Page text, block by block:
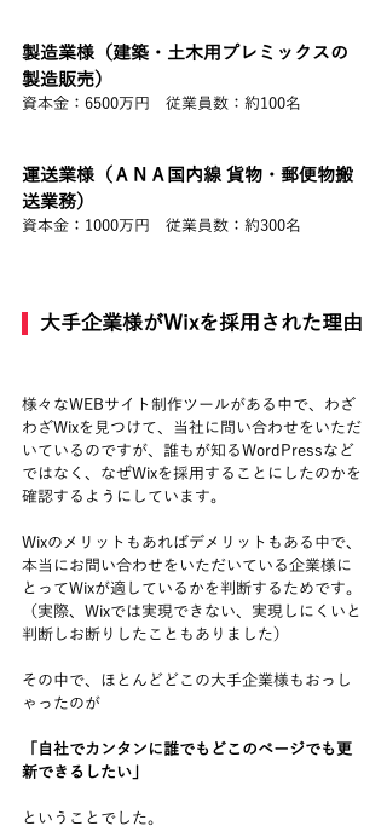
製造業様（建築・土木用プレミックスの
製造販売）
資本金：6500万円　従業員数：約100名
運送業様（ＡＮＡ国内線 貨物・郵便物搬
送業務）
資本金：1000万円　従業員数：約300名
  大手企業様がWixを採用された理由
様々なWEBサイト制作ツールがある中で、わざ
わざWixを見つけて、当社に問い合わせをいただ
いているのですが、誰もが知るWordPressなど
ではなく、なぜWixを採用することにしたのかを
確認するようにしています。
Wixのメリットもあればデメリットもある中で、
本当にお問い合わせをいただいている企業様に
とってWixが適しているかを判断するためです。
（実際、Wixでは実現できない、実現しにくいと
判断しお断りしたこともありました）
その中で、ほとんどどこの大手企業様もおっし
ゃったのが
「自社でカンタンに誰でもどこのページでも更
新できるしたい」
ということでした。